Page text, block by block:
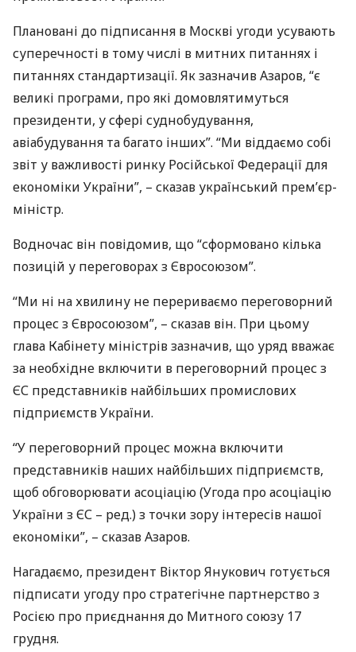
Плановані до підписання в Москві угоди усувають
суперечності в тому числі в митних питаннях і
питаннях стандартизації. Як зазначив Азаров, “є
великі програми, про які домовлятимуться
президенти, у сфері суднобудування,
авіабудування та багато інших”. “Ми віддаємо собі
звіт у важливості ринку Російської Федерації для
економіки України”, – сказав український прем’єр-
міністр.
Водночас він повідомив, що “сформовано кілька
позицій у переговорах з Євросоюзом”.
“Ми ні на хвилину не перериваємо переговорний
процес з Євросоюзом”, – сказав він. При цьому
глава Кабінету міністрів зазначив, що уряд вважає
за необхідне включити в переговорний процес з
ЄС представників найбільших промислових
підприємств України.
“У переговорний процес можна включити
представників наших найбільших підприємств,
щоб обговорювати асоціацію (Угода про асоціацію
України з ЄС – ред.) з точки зору інтересів нашої
економіки”, – сказав Азаров.
Нагадаємо, президент Віктор Янукович готується
підписати угоду про стратегічне партнерство з
Росією про приєднання до Митного союзу 17
грудня.